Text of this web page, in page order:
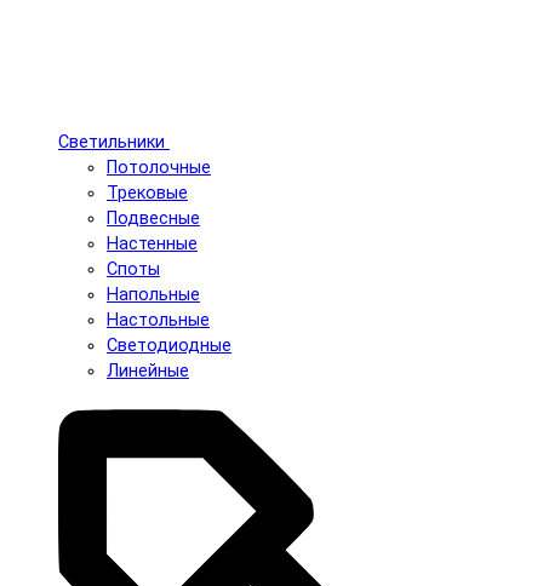
Светильники
Потолочные
Трековые
Подвесные
Настенные
Споты
Напольные
Настольные
Светодиодные
Линейные